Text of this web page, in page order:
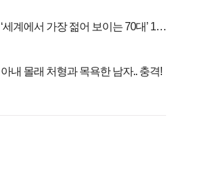
‘세계에서 가장 젊어 보이는 70대’ 1위
아내 몰래 처형과 목욕한 남자.. 충격!